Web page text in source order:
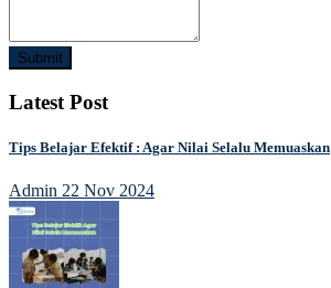
Submit
Latest Post
Tips Belajar Efektif : Agar Nilai Selalu Memuaskan
Admin 22 Nov 2024